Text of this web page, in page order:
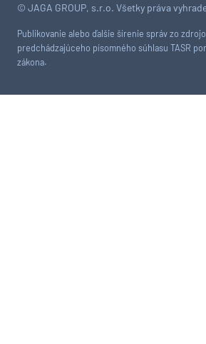
© JAGA GROUP, s.r.o. Všetky práva
Publikovanie alebo ďalšie šírenie správ zo
predchádzajúceho písomného súhlasu TASR
zákona.